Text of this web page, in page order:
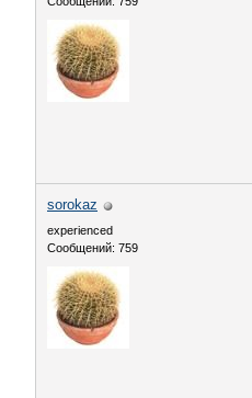
sorokaz
experienced
Сообщений: 759